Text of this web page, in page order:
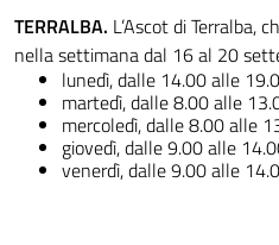
TERRALBA. L’Ascot di Terralba,
nella settimana dal 16 al 20
lunedì, dalle 14.00 alle
martedì, dalle 8.00 alle
mercoledì, dalle 8.00 alle
giovedì, dalle 9.00 alle
venerdì, dalle 9.00 alle